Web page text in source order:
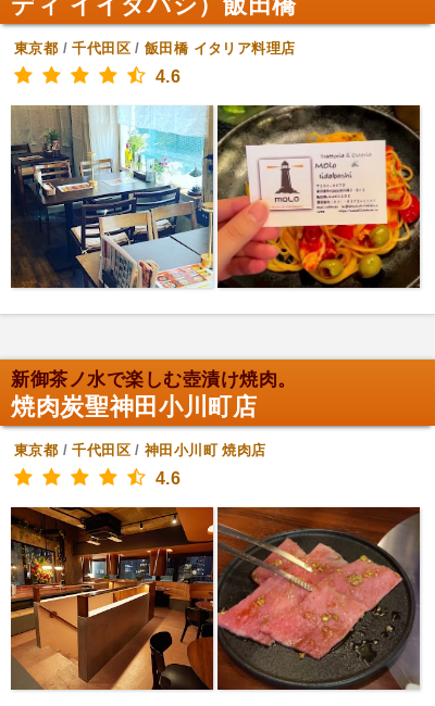
東京都 /千代田区/飯田橋 イタリア料理店
4.6
新御茶ノ水で楽しむ壺漬け焼肉。
焼肉炭聖神田小川町店
東京都 /千代田区/神田小川町 焼肉店
4.6